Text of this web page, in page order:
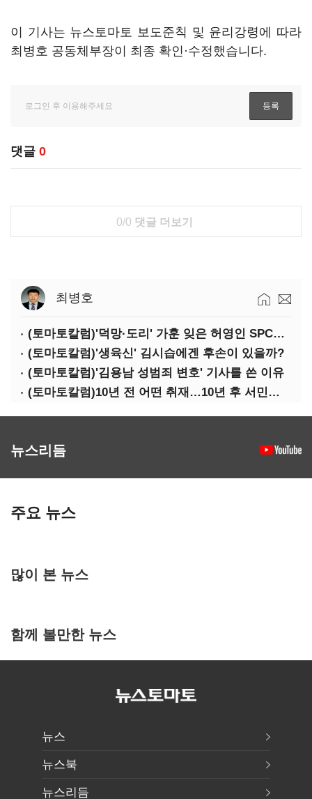
이 기사는 뉴스토마토 보도준칙 및 윤리강령에 따라
최병호 공동체부장이 최종 확인·수정했습니다.
댓글 0
0/0 댓글 더보기
최병호
(토마토칼럼)'덕망·도리' 가훈 잊은 허영인 SPC그룹 회장
(토마토칼럼)'생육신' 김시습에겐 후손이 있을까?
(토마토칼럼)'김용남 성범죄 변호' 기사를 쓴 이유
(토마토칼럼)10년 전 어떤 취재…10년 후 서민석·박상용
뉴스리듬
주요 뉴스
많이 본 뉴스
함께 볼만한 뉴스
뉴스
뉴스북
뉴스리듬